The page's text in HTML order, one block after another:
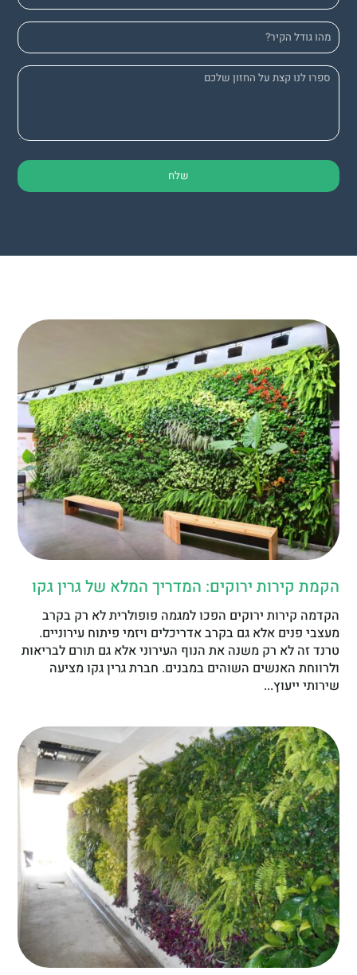
הקמת קירות ירוקים: המדריך המלא של גרין גקו
הקדמה קירות ירוקים הפכו למגמה פופולרית לא רק בקרב
מעצבי פנים אלא גם בקרב אדריכלים ויזמי פיתוח עירוניים.
טרנד זה לא רק משנה את הנוף העירוני אלא גם תורם לבריאות
ולרווחת האנשים השוהים במבנים. חברת גרין גקו מציעה
שירותי ייעוץ...